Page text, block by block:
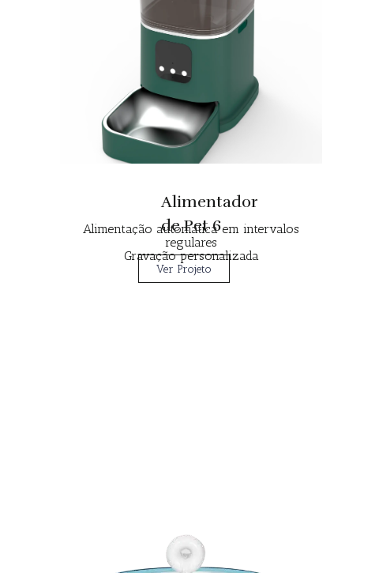
Alimentador
de Pet 6
Alimentação automática em intervalos
regulares
Gravação personalizada
Ver Projeto